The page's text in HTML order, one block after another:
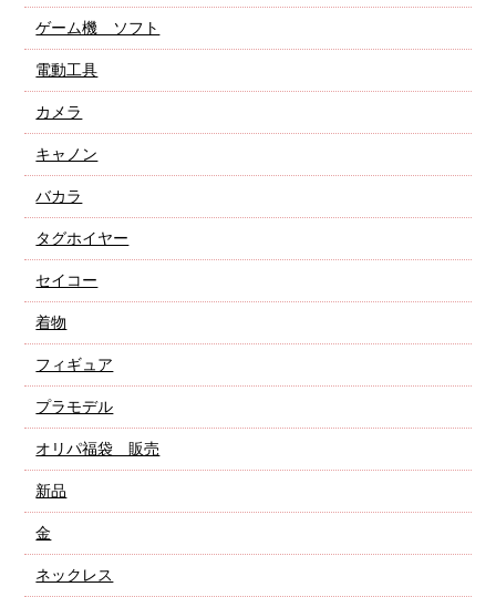
ゲーム機 ソフト
電動工具
カメラ
キャノン
バカラ
タグホイヤー
セイコー
着物
フィギュア
プラモデル
オリパ福袋 販売
新品
金
ネックレス